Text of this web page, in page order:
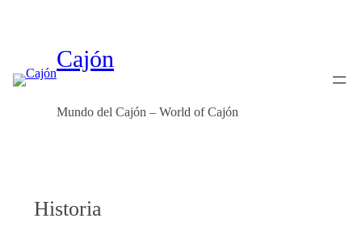
Cajón
Mundo del Cajón – World of Cajón
Historia